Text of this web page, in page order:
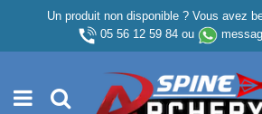
Un produit non disponible ? Vous avez
05 56 12 59 84ou